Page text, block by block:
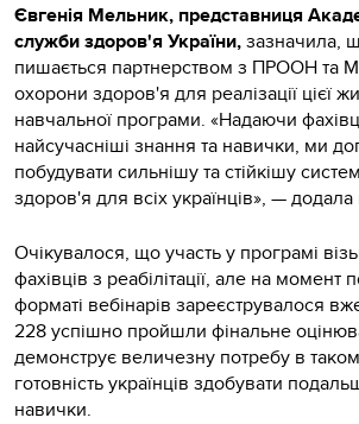
Євгенія Мельник, представниця
служби здоров'я України,зазначила,
пишається партнерством з ПРООН та
охорони здоров'я для реалізації цієї
навчальної програми. «Надаючи
найсучасніші знання та навички, ми
побудувати сильнішу та стійкішу
здоров'я для всіх українців», —
Очікувалося, що участь у програмі
фахівців з реабілітації, але на момент
форматі вебінарів зареєструвалося
228 успішно пройшли фінальне
демонструє величезну потребу в
готовність українців здобувати
навички.